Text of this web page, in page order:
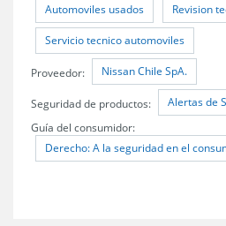
Automoviles usados Revision
Servicio tecnico automoviles
Proveedor: Nissan Chile SpA.
Seguridad de productos: Alertas de
Guía del consumidor:
Derecho: A la seguridad en el